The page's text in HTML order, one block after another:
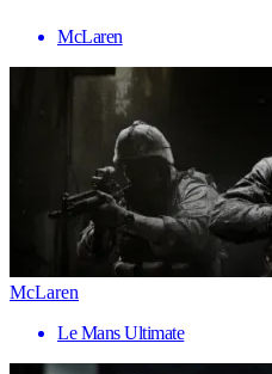
McLaren
McLaren
Le Mans Ultimate